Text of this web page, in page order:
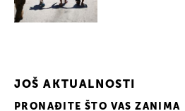
JOŠ AKTUALNOSTI
PRONAĐITE ŠTO VAS ZANIMA